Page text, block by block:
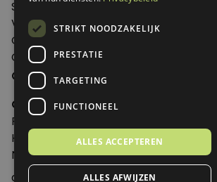
Samenwerken
Verkooppunten
Over Genoeg
Contact
Contactgegevens
Genoeg
Postbus 595 - 3700 AN Zeist
Huis ter Heideweg 13 - 3705MA Zeist
Nederland
genoeg@spabonneeservice.nl
STRIKT NOODZAKELIJK
PRESTATIE
TARGETING
FUNCTIONEEL
ALLES ACCEPTEREN
ALLES AFWIJZEN